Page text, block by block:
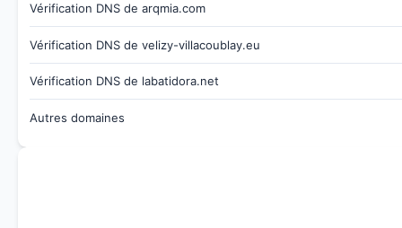
Vérification DNS de arqmia.com
Vérification DNS de velizy-villacoublay.eu
Vérification DNS de labatidora.net
Autres domaines